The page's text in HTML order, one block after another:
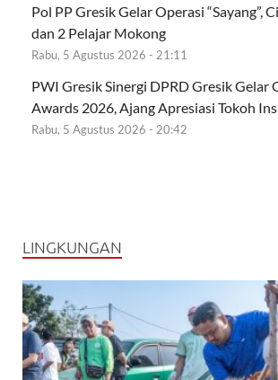
Pol PP Gresik Gelar Operasi “Sayang”,
dan 2 Pelajar Mokong
Rabu, 5 Agustus 2026 - 21:11
PWI Gresik Sinergi DPRD Gresik Gelar
Awards 2026, Ajang Apresiasi Tokoh
Rabu, 5 Agustus 2026 - 20:42
LINGKUNGAN